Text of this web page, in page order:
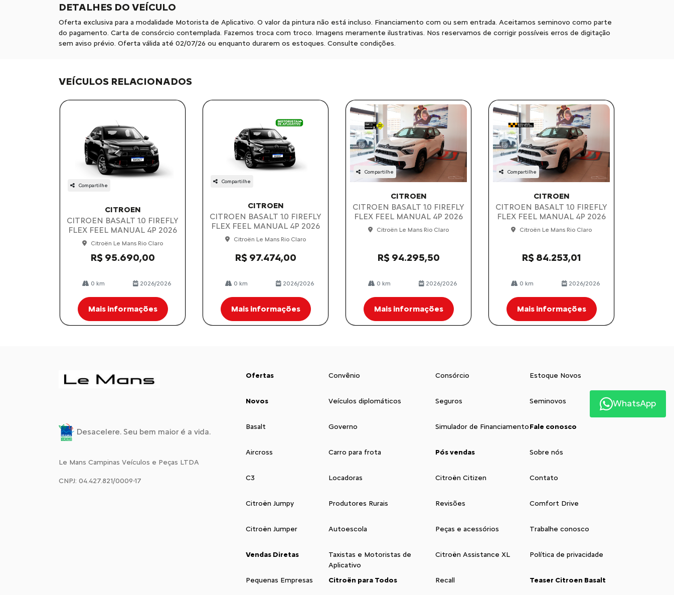
DETALHES DO VEÍCULO
Oferta exclusiva para a modalidade Motorista de Aplicativo. O valor da pintura não está incluso. Financiamento com ou sem entrada. Aceitamos seminovo como parte
do pagamento. Carta de consórcio contemplada. Fazemos troca com troco. Imagens meramente ilustrativas. Nos reservamos de corrigir possíveis erros de digitação
sem aviso prévio. Oferta válida até 02/07/26 ou enquanto durarem os estoques. Consulte condições.
VEÍCULOS RELACIONADOS
Compartilhe
CITROEN
CITROEN BASALT 1.0 FIREFLY
FLEX FEEL MANUAL 4P 2026
Citroën Le Mans Rio Claro
R$ 95.690,00
0 km 2026/2026
Mais informações
Compartilhe
CITROEN
CITROEN BASALT 1.0 FIREFLY
FLEX FEEL MANUAL 4P 2026
Citroën Le Mans Rio Claro
R$ 97.474,00
0 km 2026/2026
Mais informações
Compartilhe
CITROEN
CITROEN BASALT 1.0 FIREFLY
FLEX FEEL MANUAL 4P 2026
Citroën Le Mans Rio Claro
R$ 94.295,50
0 km 2026/2026
Mais informações
Compartilhe
CITROEN
CITROEN BASALT 1.0 FIREFLY
FLEX FEEL MANUAL 4P 2026
Citroën Le Mans Rio Claro
R$ 84.253,01
0 km 2026/2026
Mais informações
Desacelere. Seu bem maior é a vida.
Le Mans Campinas Veículos e Peças LTDA
CNPJ: 04.427.821/0009-17
Ofertas
Novos
Basalt
Aircross
C3
Citroën Jumpy
Citroën Jumper
Vendas Diretas
Pequenas Empresas
Convênio
Veículos diplomáticos
Governo
Carro para frota
Locadoras
Produtores Rurais
Autoescola
Taxistas e Motoristas de
Aplicativo
Citroën para Todos
Consórcio
Seguros
Simulador de Financiamento
Pós vendas
Citroën Citizen
Revisões
Peças e acessórios
Citroën Assistance XL
Recall
Estoque Novos
Seminovos
Fale conosco
Sobre nós
Contato
Comfort Drive
Trabalhe conosco
Política de privacidade
Teaser Citroen Basalt
WhatsApp